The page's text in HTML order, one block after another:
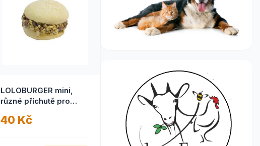
LOLOBURGER mini,
různé příchutě pro
40 Kč